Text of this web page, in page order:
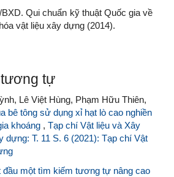
Qui chuẩn kỹ thuật Quốc gia về
vật liệu xây dựng (2014).
tự
Lê Việt Hùng, Phạm Hữu Thiên,
bê tông sử dụng xỉ hạt lò cao nghiền
khoáng , Tạp chí Vật liệu và Xây
dựng: T. 11 S. 6 (2021): Tạp chí Vật
đầu một tìm kiếm tương tự nâng cao